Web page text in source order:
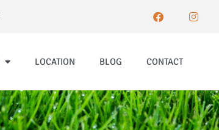
LOCATION BLOG CONTACT